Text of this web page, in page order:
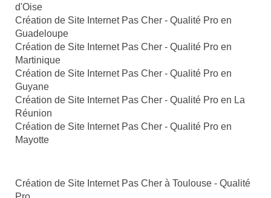
d'Oise
Création de Site Internet Pas Cher - Qualité Pro en
Guadeloupe
Création de Site Internet Pas Cher - Qualité Pro en
Martinique
Création de Site Internet Pas Cher - Qualité Pro en
Guyane
Création de Site Internet Pas Cher - Qualité Pro en La
Réunion
Création de Site Internet Pas Cher - Qualité Pro en
Mayotte
Création de Site Internet Pas Cher à Toulouse - Qualité